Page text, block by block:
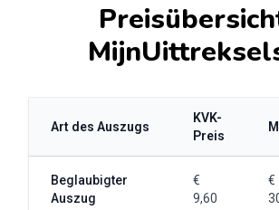
Art des Auszugs
KVK-
Preis
Beglaubigter
Auszug
€
9,60
€